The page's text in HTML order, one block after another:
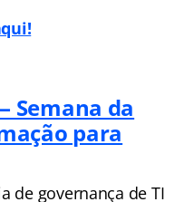
Semana da
para
de governança de TI